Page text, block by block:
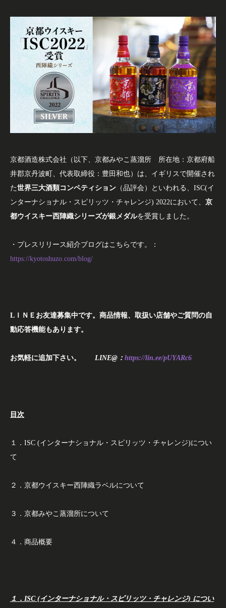
京都酒造株式会社（以下、京都みやこ蒸溜所 所在地：京都府船
井郡京丹波町、代表取締役：豊田和也）は、イギリスで開催され
た世界三大酒類コンペティション （品評会）といわれる、ISC(イ
ンターナショナル・スピリッツ・チャレンジ) 2022において、 京
都ウイスキー西陣織シリーズが銀メダルを受賞しました。
・プレスリリース紹介ブログはこちらです。：
https://kyotoshuzo.com/blog/
L ＩＮＥお友達募集中です。商品情報、取扱い店舗やご質問の自
動応答機能もあります。
お気軽に追加下さい。 LINE@： https://lin.ee/pUYARc6
目次
１．ISC (インターナショナル・スピリッツ・チャレンジ)につい
て
２．京都ウイスキー西陣織ラベルについて
３．京都みやこ蒸溜所について
４．商品概要
１．ISC (インターナショナル・スピリッツ・チャレンジ) につい